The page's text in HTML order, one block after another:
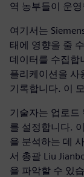
역 농부들이 운
여기서는
태에 영향을 줄
데이터를 수집합
플리케이션을 사
기록합니다. 이
기술자는 업로드
를 설정합니다.
을 분석하는 데
서 총괄 Liu
을 파악할 수 있